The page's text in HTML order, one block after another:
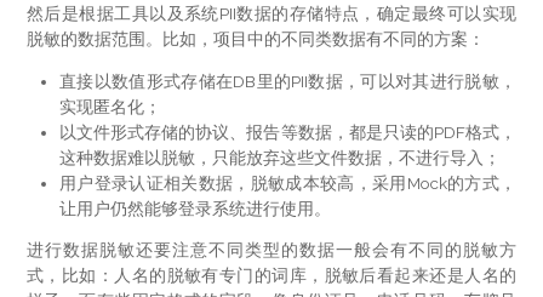
然后是根据工具以及系统PII数据的存储特点，确定最终可以实现
脱敏的数据范围。比如，项目中的不同类数据有不同的方案：
直接以数值形式存储在DB里的PII数据，可以对其进行脱敏，
实现匿名化；
以文件形式存储的协议、报告等数据，都是只读的PDF格式，
这种数据难以脱敏，只能放弃这些文件数据，不进行导入；
用户登录认证相关数据，脱敏成本较高，采用Mock的方式，
让用户仍然能够登录系统进行使用。
进行数据脱敏还要注意不同类型的数据一般会有不同的脱敏方
式，比如：人名的脱敏有专门的词库，脱敏后看起来还是人名的